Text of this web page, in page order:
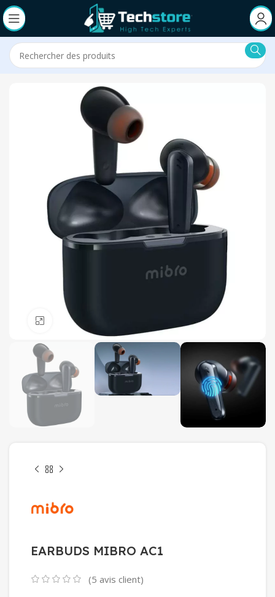
Click to enlarge
EARBUDS MIBRO AC1
(5 avis client)